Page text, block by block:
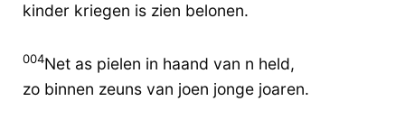
kinder kriegen is zien belonen.
004Net as pielen in haand van n held,
zo binnen zeuns van joen jonge joaren.